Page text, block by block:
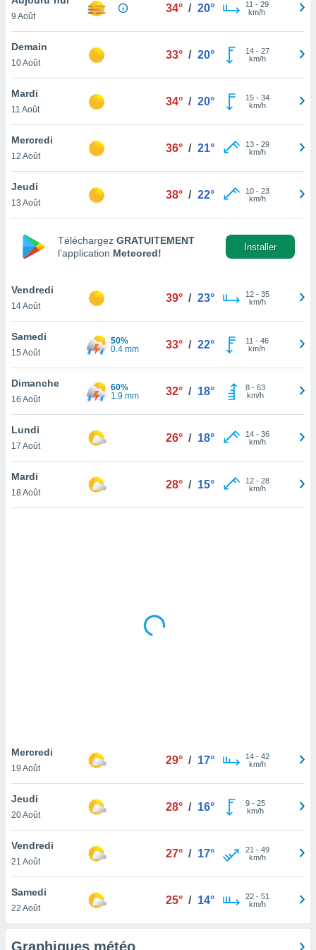
et
»,
au
vous
qu'ils
ou
le
ainsi
un
la
du
votre
à
en
le
notre
que
et que
9 Août
34° / 20° 11 - 29
km/h
Demain
10 Août
33° / 20° 14- 27
km/h
Mardi
11 Août
34° / 20° 15- 34
km/h
Mercredi
12 Août
36° / 21° 13- 29
km/h
Jeudi
13 Août
38° / 22° 10- 23
km/h
Téléchargez GRATUITEMENT
l’application Meteored!
Installer
Vendredi
14 Août
39° / 23° 12- 35
km/h
Samedi
15 Août
50%
0.4 mm
33° / 22° 11 - 46
km/h
Dimanche
16 Août
60%
1.9 mm
32° / 18° 8- 63
km/h
Lundi
17 Août
26° / 18° 14- 36
km/h
Mardi
18 Août
28° / 15° 12- 28
km/h
Mercredi
19 Août
29° / 17° 14- 42
km/h
Jeudi
20 Août
28° / 16° 9- 25
km/h
Vendredi
21 Août
27° / 17° 21 - 49
km/h
Samedi
22 Août
25° / 14° 22- 51
km/h
Graphiques météo